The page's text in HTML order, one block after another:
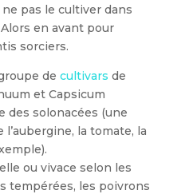
pas le cultiver dans
en avant pour
sorciers.
de cultivars de
et Capsicum
des solonacées (une
la tomate, la
ou vivace selon les
tempérées, les poivrons